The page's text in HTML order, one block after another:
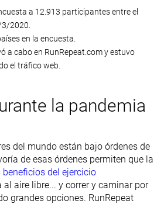
a 12.913 participantes entre el
2020.
en la encuesta.
a cabo en RunRepeat.com y estuvo
el tráfico web.
la pandemia
del mundo están bajo órdenes de
de esas órdenes permiten que la
beneficios del ejercicio
aire libre... y correr y caminar por
grandes opciones. RunRepeat